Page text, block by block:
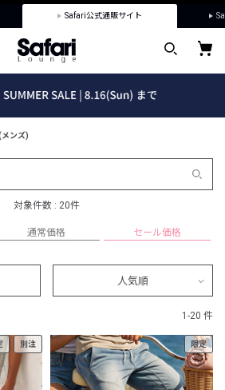
Safari公式通販サイト
メンズ)
対象件数 : 20件
通常価格 セール価格
人気順
1-20 件
別注 限定